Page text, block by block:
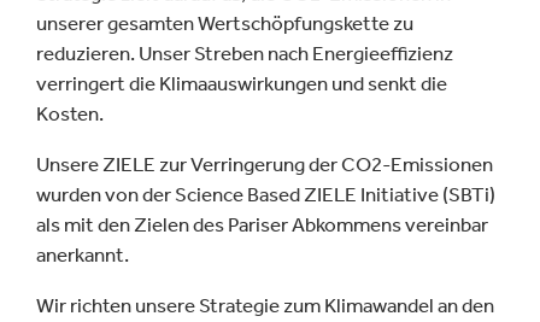
unserer gesamten Wertschöpfungskette zu
reduzieren. Unser Streben nach Energieeffizienz
verringert die Klimaauswirkungen und senkt die
Kosten.
Unsere ZIELE zur Verringerung der CO2-Emissionen
wurden von der Science Based ZIELE Initiative (SBTi)
als mit den Zielen des Pariser Abkommens vereinbar
anerkannt.
Wir richten unsere Strategie zum Klimawandel an den